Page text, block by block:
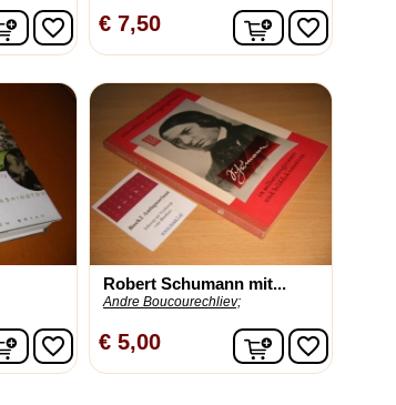
In winkelwagen
favorite_border € 7,50 Infavorite_border
In winkelwagen
favorite_border
Robert Schumann mit...
Andre Boucourechliev;
€ 5,00 Infavorite_border